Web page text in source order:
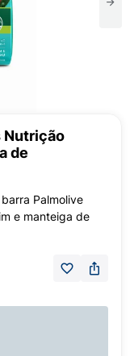
Nutrição
de
Palmolive
e manteiga de